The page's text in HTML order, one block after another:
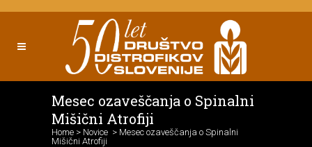
Mesec ozaveščanja o Spinalni
Mišični Atrofiji
Home > Novice > Mesec ozaveščanja o Spinalni
Mišični Atrofiji